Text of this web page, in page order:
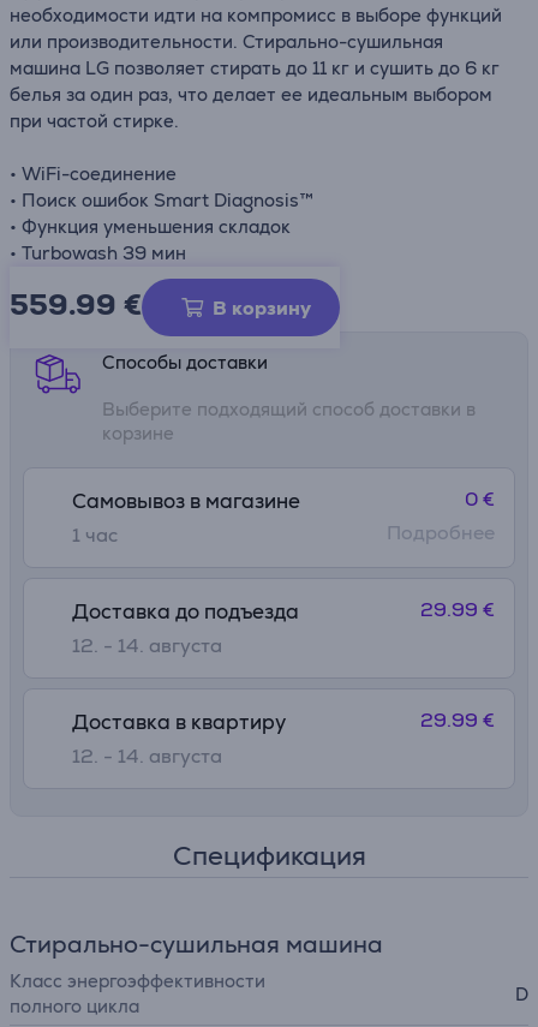
необходимости идти на компромисс в выборе функций
или производительности. Стирально-сушильная
машина LG позволяет стирать до 11 кг и сушить до 6 кг
белья за один раз, что делает ее идеальным выбором
при частой стирке.
• WiFi-соединение
• Поиск ошибок Smart Diagnosis™
• Функция уменьшения складок
• Turbowash 39 мин
559.99 € В корзину
Информационный лист
Способы доставки
Выберите подходящий способ доставки в
корзине
Самовывоз в магазине
1 час
0 €
Подробнее
Доставка до подъезда
12. - 14. августа
29.99 €
Доставка в квартиру
12. - 14. августа
29.99 €
Спецификация
Стирально-сушильная машина
Класс энергоэффективности
полного цикла
D